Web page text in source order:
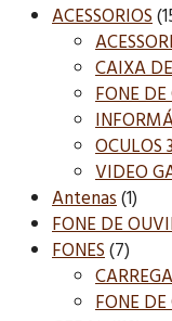
ACESSORIOS
CAIXA
FONE
OCULOS
VIDEO
Antenas(1)
FONE DE
FONES(7)
FONE